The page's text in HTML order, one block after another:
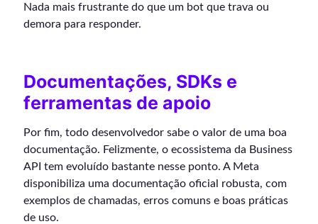
Nada mais frustrante do que um bot que trava ou
demora para responder.
Documentações, SDKs e
ferramentas de apoio
Por fim, todo desenvolvedor sabe o valor de uma boa
documentação. Felizmente, o ecossistema da Business
API tem evoluído bastante nesse ponto. A Meta
disponibiliza uma documentação oficial robusta, com
exemplos de chamadas, erros comuns e boas práticas
de uso.